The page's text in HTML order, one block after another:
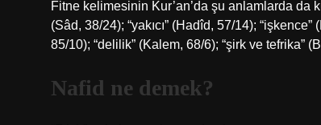
Fitne kelimesinin Kur’an’da şu anlamlarda da
(Sâd, 38/24); “yakıcı” (Hadîd, 57/14);
85/10); “delilik” (Kalem, 68/6); “şirk ve tefrika”
Nafid ne demek?